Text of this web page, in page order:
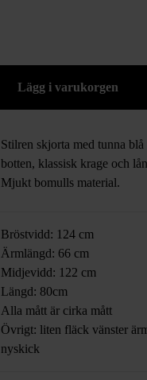
Stilren skjorta med tunna
botten, klassisk krage och
Mjukt bomulls material.
Bröstvidd: 124 cm
Ärmlängd: 66 cm
Midjevidd: 122 cm
Längd: 80cm
Alla mått är cirka mått
Övrigt: liten fläck vänster
nyskick